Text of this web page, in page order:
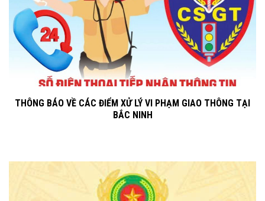
THÔNG BÁO VỀ CÁC ĐIỂM XỬ LÝ VI PHẠM GIAO THÔNG TẠI
BẮC NINH